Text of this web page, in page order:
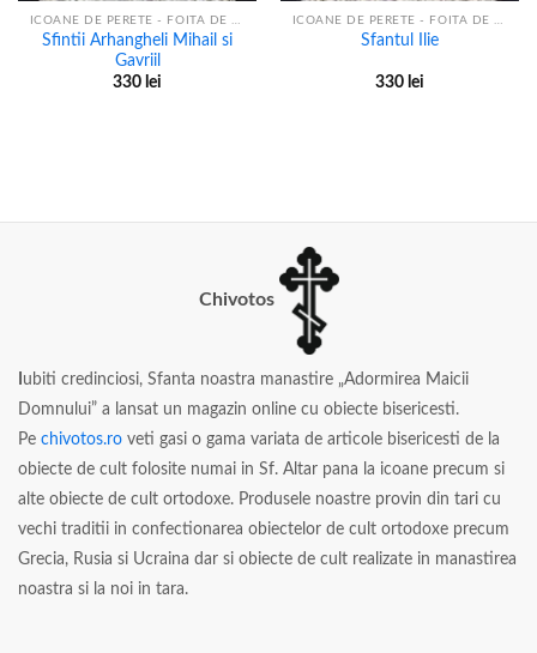
ICOANE DE PERETE - FOITA DE ARGINT
Sfintii Arhangheli Mihail si
Gavriil
330 lei
ICOANE DE PERETE - FOITA DE ARGINT
Sfantul Ilie
330 lei
Chivotos
ubiti credinciosi, Sfanta noastra manastire „Adormirea Maicii
Domnului” a lansat un magazin online cu obiecte bisericesti.
Pe chivotos.ro veti gasi o gama variata de articole bisericesti de la
obiecte de cult folosite numai in Sf. Altar pana la icoane precum si
alte obiecte de cult ortodoxe. Produsele noastre provin din tari cu
vechi traditii in confectionarea obiectelor de cult ortodoxe precum
Grecia, Rusia si Ucraina dar si obiecte de cult realizate in manastirea
noastra si la noi in tara.